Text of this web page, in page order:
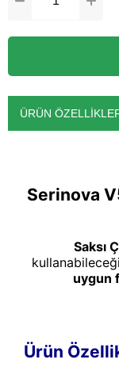
ÜRÜN
Serinova
Saksı
uygun
Ürün